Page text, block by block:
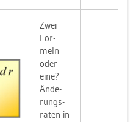
Zwei
For­
meln
oder
eine?
Än­de­
rungs­
ra­ten in